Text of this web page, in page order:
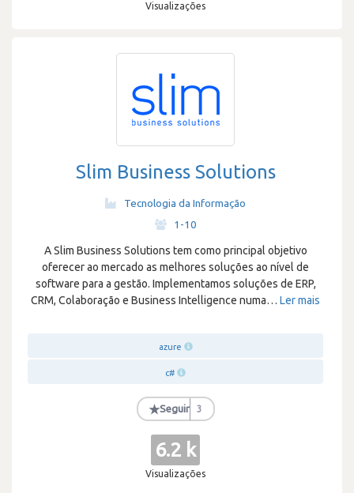
Visualizações
Slim Business Solutions
Tecnologia da Informação
1-10
A Slim Business Solutions tem como principal objetivo
oferecer ao mercado as melhores soluções ao nível de
software para a gestão. Implementamos soluções de ERP,
CRM, Colaboração e Business Intelligence numa… Ler mais
azure
c#
★Seguir 3
6.2 k
Visualizações